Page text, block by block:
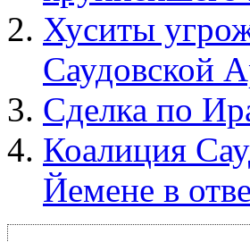
Хуситы
Саудовской
Сделка по
Коалиция
Йемене в